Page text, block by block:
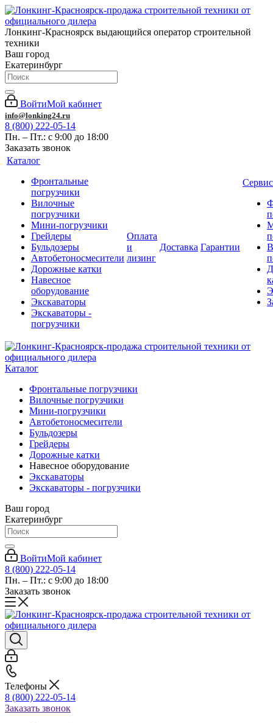
Лонкинг-Красноярск выдающийся оператор строительной
техники
Ваш город
Екатеринбург
ВойтиМой кабинет
info@lonking24.ru
8 (800) 222-05-14
Пн. – Пт.: с 9:00 до 18:00
Заказать звонок
Каталог
Фронтальные
погрузчики
Вилочные
погрузчики
Мини-погрузчики
Грейдеры
Бульдозеры
Автобетоносмесители
Дорожные катки
Навесное
оборудование
Экскаваторы
Экскаваторы -
погрузчики
Оплата
и
лизинг
Доставка Гарантии
Каталог
Фронтальные погрузчики
Вилочные погрузчики
Мини-погрузчики
Автобетоносмесители
Бульдозеры
Грейдеры
Дорожные катки
Навесное оборудование
Экскаваторы
Экскаваторы - погрузчики
Ваш город
Екатеринбург
ВойтиМой кабинет
8 (800) 222-05-14
Пн. – Пт.: с 9:00 до 18:00
Заказать звонок
Телефоны
8 (800) 222-05-14
Заказать звонок